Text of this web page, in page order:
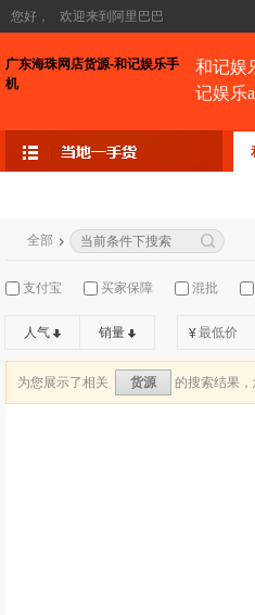
您好， 欢迎来到阿里巴巴
广东海珠网店货源-和记娱乐手
机
和记娱
记娱乐
全部
支付宝 买家保障 混批
人气 销量 ¥
为您展示了相关 货源 的搜索结果